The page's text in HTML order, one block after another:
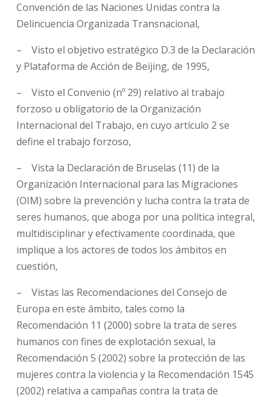
Convención de las Naciones Unidas contra la
Delincuencia Organizada Transnacional,
– Visto el objetivo estratégico D.3 de la Declaración
y Plataforma de Acción de Beijing, de 1995,
– Visto el Convenio (nº 29) relativo al trabajo
forzoso u obligatorio de la Organización
Internacional del Trabajo, en cuyo artículo 2 se
define el trabajo forzoso,
– Vista la Declaración de Bruselas (11) de la
Organización Internacional para las Migraciones
(OIM) sobre la prevención y lucha contra la trata de
seres humanos, que aboga por una política integral,
multidisciplinar y efectivamente coordinada, que
implique a los actores de todos los ámbitos en
cuestión,
– Vistas las Recomendaciones del Consejo de
Europa en este ámbito, tales como la
Recomendación 11 (2000) sobre la trata de seres
humanos con fines de explotación sexual, la
Recomendación 5 (2002) sobre la protección de las
mujeres contra la violencia y la Recomendación 1545
(2002) relativa a campañas contra la trata de